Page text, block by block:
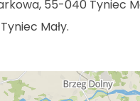
55-040 Tyniec
Mały.